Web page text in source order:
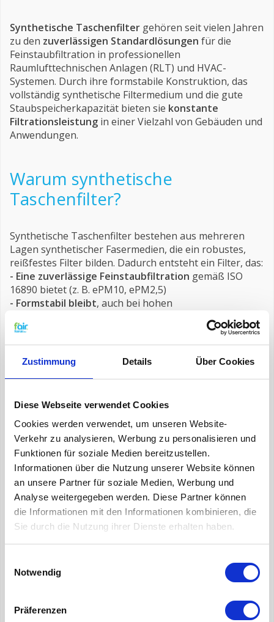
Zustimmung Details Über Cookies
Diese Webseite verwendet Cookies
Cookies werden verwendet, um unseren Website-
Verkehr zu analysieren, Werbung zu personalisieren und
Funktionen für soziale Medien bereitzustellen.
Informationen über die Nutzung unserer Website können
an unsere Partner für soziale Medien, Werbung und
Analyse weitergegeben werden. Diese Partner können
die Informationen mit den Informationen kombinieren, die
Sie durch die Nutzung ihrer Dienste erhalten haben.
Notwendig
Präferenzen
Synthetische Taschenfilter gehören seit vielen Jahren
zu den zuverlässigen Standardlösungen für die
Feinstaubfiltration in professionellen
Raumlufttechnischen Anlagen (RLT) und HVAC-
Systemen. Durch ihre formstabile Konstruktion, das
vollständig synthetische Filtermedium und die gute
Staubspeicherkapazität bieten sie konstante
Filtrationsleistung in einer Vielzahl von Gebäuden und
Anwendungen.
Warum synthetische
Taschenfilter?
Synthetische Taschenfilter bestehen aus mehreren
Lagen synthetischer Fasermedien, die ein robustes,
reißfestes Filter bilden. Dadurch entsteht ein Filter, das:
- Eine zuverlässige Feinstaubfiltration gemäß ISO
16890 bietet (z. B. ePM10, ePM2,5)
- Formstabil bleibt, auch bei hohen
Luftgeschwindigkeiten und wechselnder Belastung
- Vollständig synthetisch & feuchtigkeitsbeständig
ist – kein Risiko wie bei Glasfaserfiltern
- Eine gute Staubspeicherkapazität
für stabile
Leistung während der Standzeit besitzt
- Als Vor- oder Feinfilterin ein- oder mehrstufigen
Für welche Anwendungen?
- Büro- und Verwaltungsgebäude
- Schulen, öffentliche Einrichtungen und
Gesundheitswesen
- Gewerbliche Lüftungssysteme und Einzelhandel
- Technikräume, Serverräume und leichte Industrie
- Produktions- und Logistikumgebungen
Luftvolumenströmen
Vorteile für Installateure &